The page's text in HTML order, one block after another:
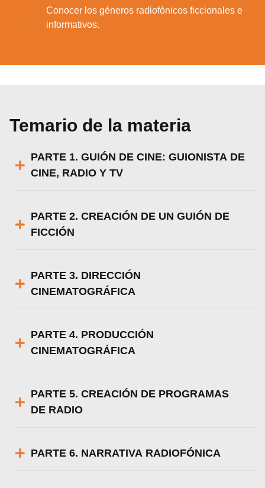
Conocer los géneros radiofónicos ficcionales e
informativos.
Temario de la materia
PARTE 1. GUIÓN DE CINE: GUIONISTA DE
CINE, RADIO Y TV
PARTE 2. CREACIÓN DE UN GUIÓN DE
FICCIÓN
PARTE 3. DIRECCIÓN
CINEMATOGRÁFICA
PARTE 4. PRODUCCIÓN
CINEMATOGRÁFICA
PARTE 5. CREACIÓN DE PROGRAMAS
DE RADIO
PARTE 6. NARRATIVA RADIOFÓNICA